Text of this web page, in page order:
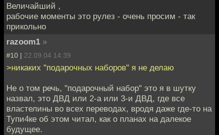
Величайший ,
рабочие моменты это рулез - очень просим - так
прикольно
razoom1 »
#10 | 22.09.04 14:39
>никаких "подарочных наборов" я не делаю
Не о том речь, "подарочный набор" это я в шутку
назвал, это ДВД или 2-а или 3-и ДВД, где все
властелины во всех переводах, вродя даже где-то на
Тупи4ке об этом читал, как о планах на далекое
будущее.